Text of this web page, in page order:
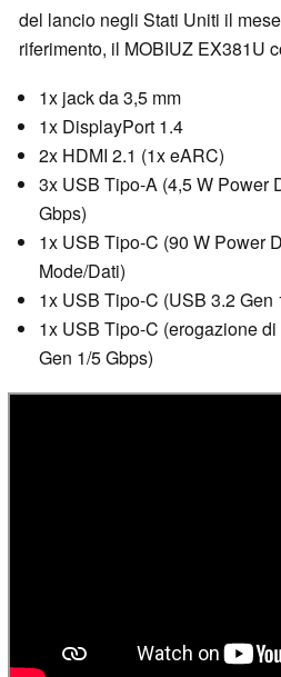
del lancio negli Stati Uniti il
riferimento, il MOBIUZ EX381U
1x jack da 3,5 mm
1x DisplayPort 1.4
2x HDMI 2.1 (1x eARC)
3x USB Tipo-A (4,5 W Power
Gbps)
1x USB Tipo-C (90 W Power
Mode/Dati)
1x USB Tipo-C (USB 3.2 Gen
1x USB Tipo-C (erogazione
Gen 1/5 Gbps)